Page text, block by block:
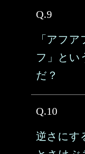
Q.9
「アフ
フ」とい
だ？
Q.10
逆さにす